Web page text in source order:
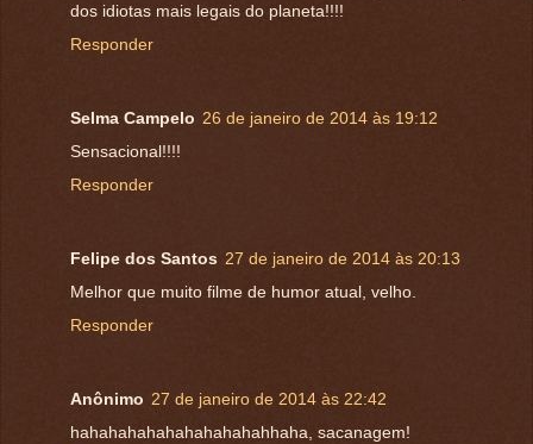
dos idiotas mais legais do planeta!!!!
Responder
Selma Campelo 26 de janeiro de 2014 às 19:12
Sensacional!!!!
Responder
Felipe dos Santos 27 de janeiro de 2014 às 20:13
Melhor que muito filme de humor atual, velho.
Responder
Anônimo 27 de janeiro de 2014 às 22:42
hahahahahahahahahahahhaha, sacanagem!